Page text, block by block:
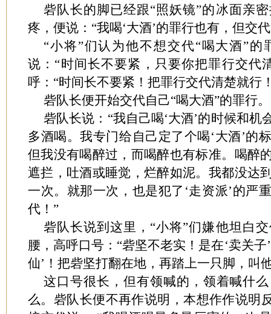
砦队长的脚已经跟“照妖镜”的冰面亲
疼，便说：“我喝‘大酒’的罪行也有，但交
“小将”们认为他不想交代“喝大酒”的
说：“时间长不要紧，只要你把罪行交代
呼：“时间长不要紧！把罪行交代清楚就行
砦队长便开始交代自己“喝大酒”的罪行。
砦队长说：“我自己喝‘大酒’的时候和机
多酒喝。我专门给自己定了个喝‘大酒’的
但我没有喝醉过，而喝醉也有标准。喝醉
遮拦，吐酒或睡觉，烂醉如泥。我都没达
一次。就那一次，也是犯了‘走资派’的严
代！”
砦队长说到这里，“小将”们嫌他坦白
腰，高呼口号：“砦坚不老实！是在‘卖关
仙’！把砦坚打翻在地，再踏上一只脚，叫
这口号很长，但有领喊的，领着喊什
么。砦队长便不再作说明，本想作作说明